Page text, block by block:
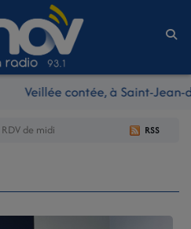
Veillée contée, à Saint-Jean-
RDV de midi RSS